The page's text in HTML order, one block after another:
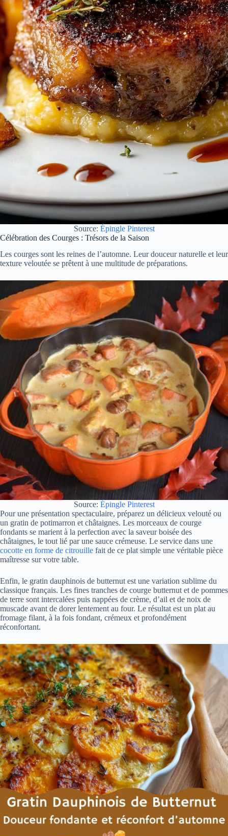
Source: Épingle Pinterest
Célébration des Courges : Trésors de la Saison
Les courges sont les reines de l’automne. Leur douceur naturelle et leur
texture veloutée se prêtent à une multitude de préparations.
Source: Épingle Pinterest
Pour une présentation spectaculaire, préparez un délicieux velouté ou
un gratin de potimarron et châtaignes. Les morceaux de courge
fondants se marient à la perfection avec la saveur boisée des
châtaignes, le tout lié par une sauce crémeuse. Le service dans une
cocotte en forme de citrouille fait de ce plat simple une véritable pièce
maîtresse sur votre table.
Enfin, le gratin dauphinois de butternut est une variation sublime du
classique français. Les fines tranches de courge butternut et de pommes
de terre sont intercalées puis nappées de crème, d’ail et de noix de
muscade avant de dorer lentement au four. Le résultat est un plat au
fromage filant, à la fois fondant, crémeux et profondément
réconfortant.